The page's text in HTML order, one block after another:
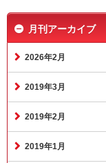
月刊アーカイブ
2026年2月
2019年3月
2019年2月
2019年1月